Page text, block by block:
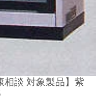
相談 対象製品】紫